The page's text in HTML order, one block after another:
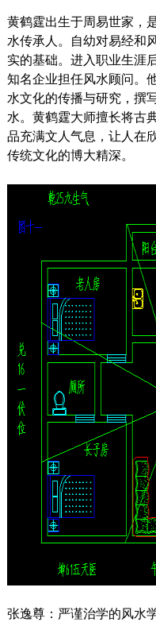
黄鹤霆出生于周易世家，
水传承人。自幼对易经和
实的基础。进入职业生涯
知名企业担任风水顾问。
水文化的传播与研究，撰
水。黄鹤霆大师擅长将古
品充满文人气息，让人在
传统文化的博大精深。
张逸尊：严谨治学的风水